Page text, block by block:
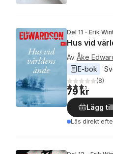
Del 11 - Erik
Hus vid
Av Åke
E-bok
3,3utav 5 (8)
79 kr
Lägg till
Läs direkt